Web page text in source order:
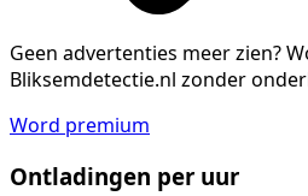
Geen advertenties meer zien?
Bliksemdetectie.nl zonder
Word premium
Ontladingen per uur